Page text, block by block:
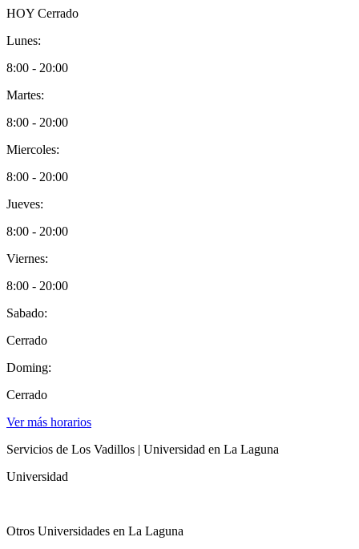
HOY Cerrado
Lunes:
8:00 - 20:00
Martes:
8:00 - 20:00
Miercoles:
8:00 - 20:00
Jueves:
8:00 - 20:00
Viernes:
8:00 - 20:00
Sabado:
Cerrado
Doming:
Cerrado
Ver más horarios
Servicios de Los Vadillos | Universidad en La Laguna
Universidad
Otros Universidades en La Laguna